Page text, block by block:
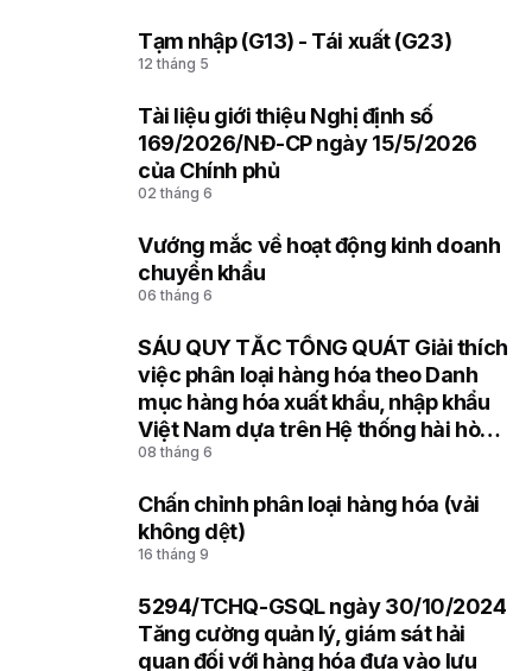
Tạm nhập (G13) - Tái xuất (G23)
12 tháng 5
Tài liệu giới thiệu Nghị định số
169/2026/NĐ-CP ngày 15/5/2026
của Chính phủ
02 tháng 6
Vướng mắc về hoạt động kinh doanh
chuyển khẩu
06 tháng 6
SÁU QUY TẮC TỔNG QUÁT Giải thích
việc phân loại hàng hóa theo Danh
mục hàng hóa xuất khẩu, nhập khẩu
Việt Nam dựa trên Hệ thống hài hòa
mô tả và mã hóa hàng hóa (HS) của
08 tháng 6
Chấn chỉnh phân loại hàng hóa (vải
không dệt)
16 tháng 9
5294/TCHQ-GSQL ngày 30/10/2024
Tăng cường quản lý, giám sát hải
quan đối với hàng hóa đưa vào lưu